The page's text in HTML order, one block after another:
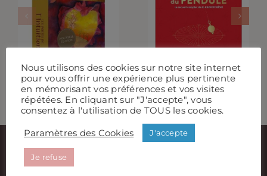
Les Portes
De
L’intuition
Numérologie
Nous utilisons des cookies sur notre site internet
pour vous offrir une expérience plus pertinente
en mémorisant vos préférences et vos visites
répétées. En cliquant sur "J'accepte", vous
consentez à l'utilisation de TOUS les cookies.
Paramètres des Cookies J'accepte
Je refuse